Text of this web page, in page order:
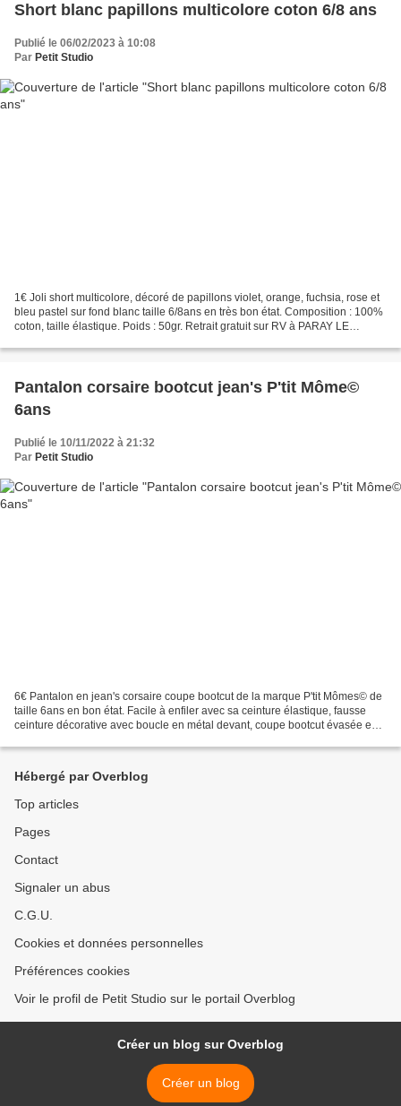
Short blanc papillons multicolore coton 6/8 ans
Publié le 06/02/2023 à 10:08
Par Petit Studio
1€ Joli short multicolore, décoré de papillons violet, orange, fuchsia, rose et
bleu pastel sur fond blanc taille 6/8ans en très bon état. Composition : 100%
coton, taille élastique. Poids : 50gr. Retrait gratuit sur RV à PARAY LE
Pantalon corsaire bootcut jean's P'tit Môme©
6ans
Publié le 10/11/2022 à 21:32
Par Petit Studio
6€ Pantalon en jean's corsaire coupe bootcut de la marque P'tit Mômes© de
taille 6ans en bon état. Facile à enfiler avec sa ceinture élastique, fausse
ceinture décorative avec boucle en métal devant, coupe bootcut évasée en
Hébergé par Overblog
Top articles
Pages
Contact
Signaler un abus
C.G.U.
Cookies et données personnelles
Préférences cookies
Voir le profil de Petit Studio sur le portail Overblog
Créer un blog sur Overblog
Créer un blog